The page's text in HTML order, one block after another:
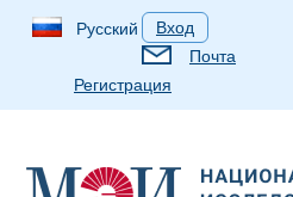
Русский
Вход
Почта
Регистрация